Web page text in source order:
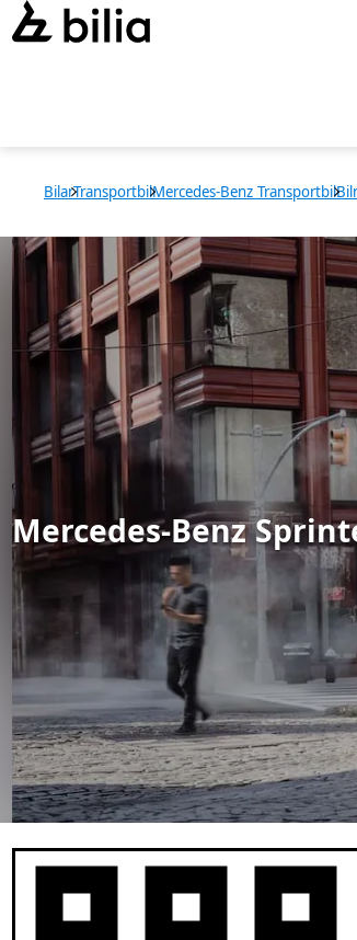
BilarTransportbilMercedes-Benz Transportbil
Mercedes-Benz